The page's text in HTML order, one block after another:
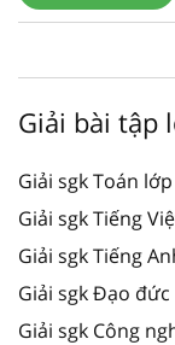
Giải bài tập
Giải sgk Toán lớp
Giải sgk Tiếng
Giải sgk Tiếng
Giải sgk Đạo đức
Giải sgk Công